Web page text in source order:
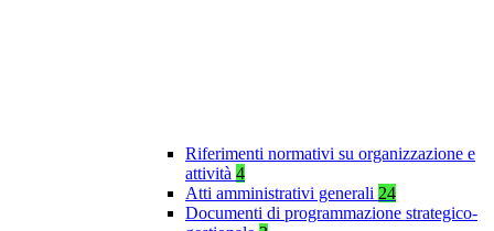
Riferimenti normativi su organizzazione e
attività 4
Atti amministrativi generali 24
Documenti di programmazione strategico-